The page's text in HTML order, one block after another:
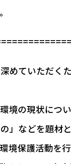
めていただく
の現状につい
」などを題材
境保護活動を